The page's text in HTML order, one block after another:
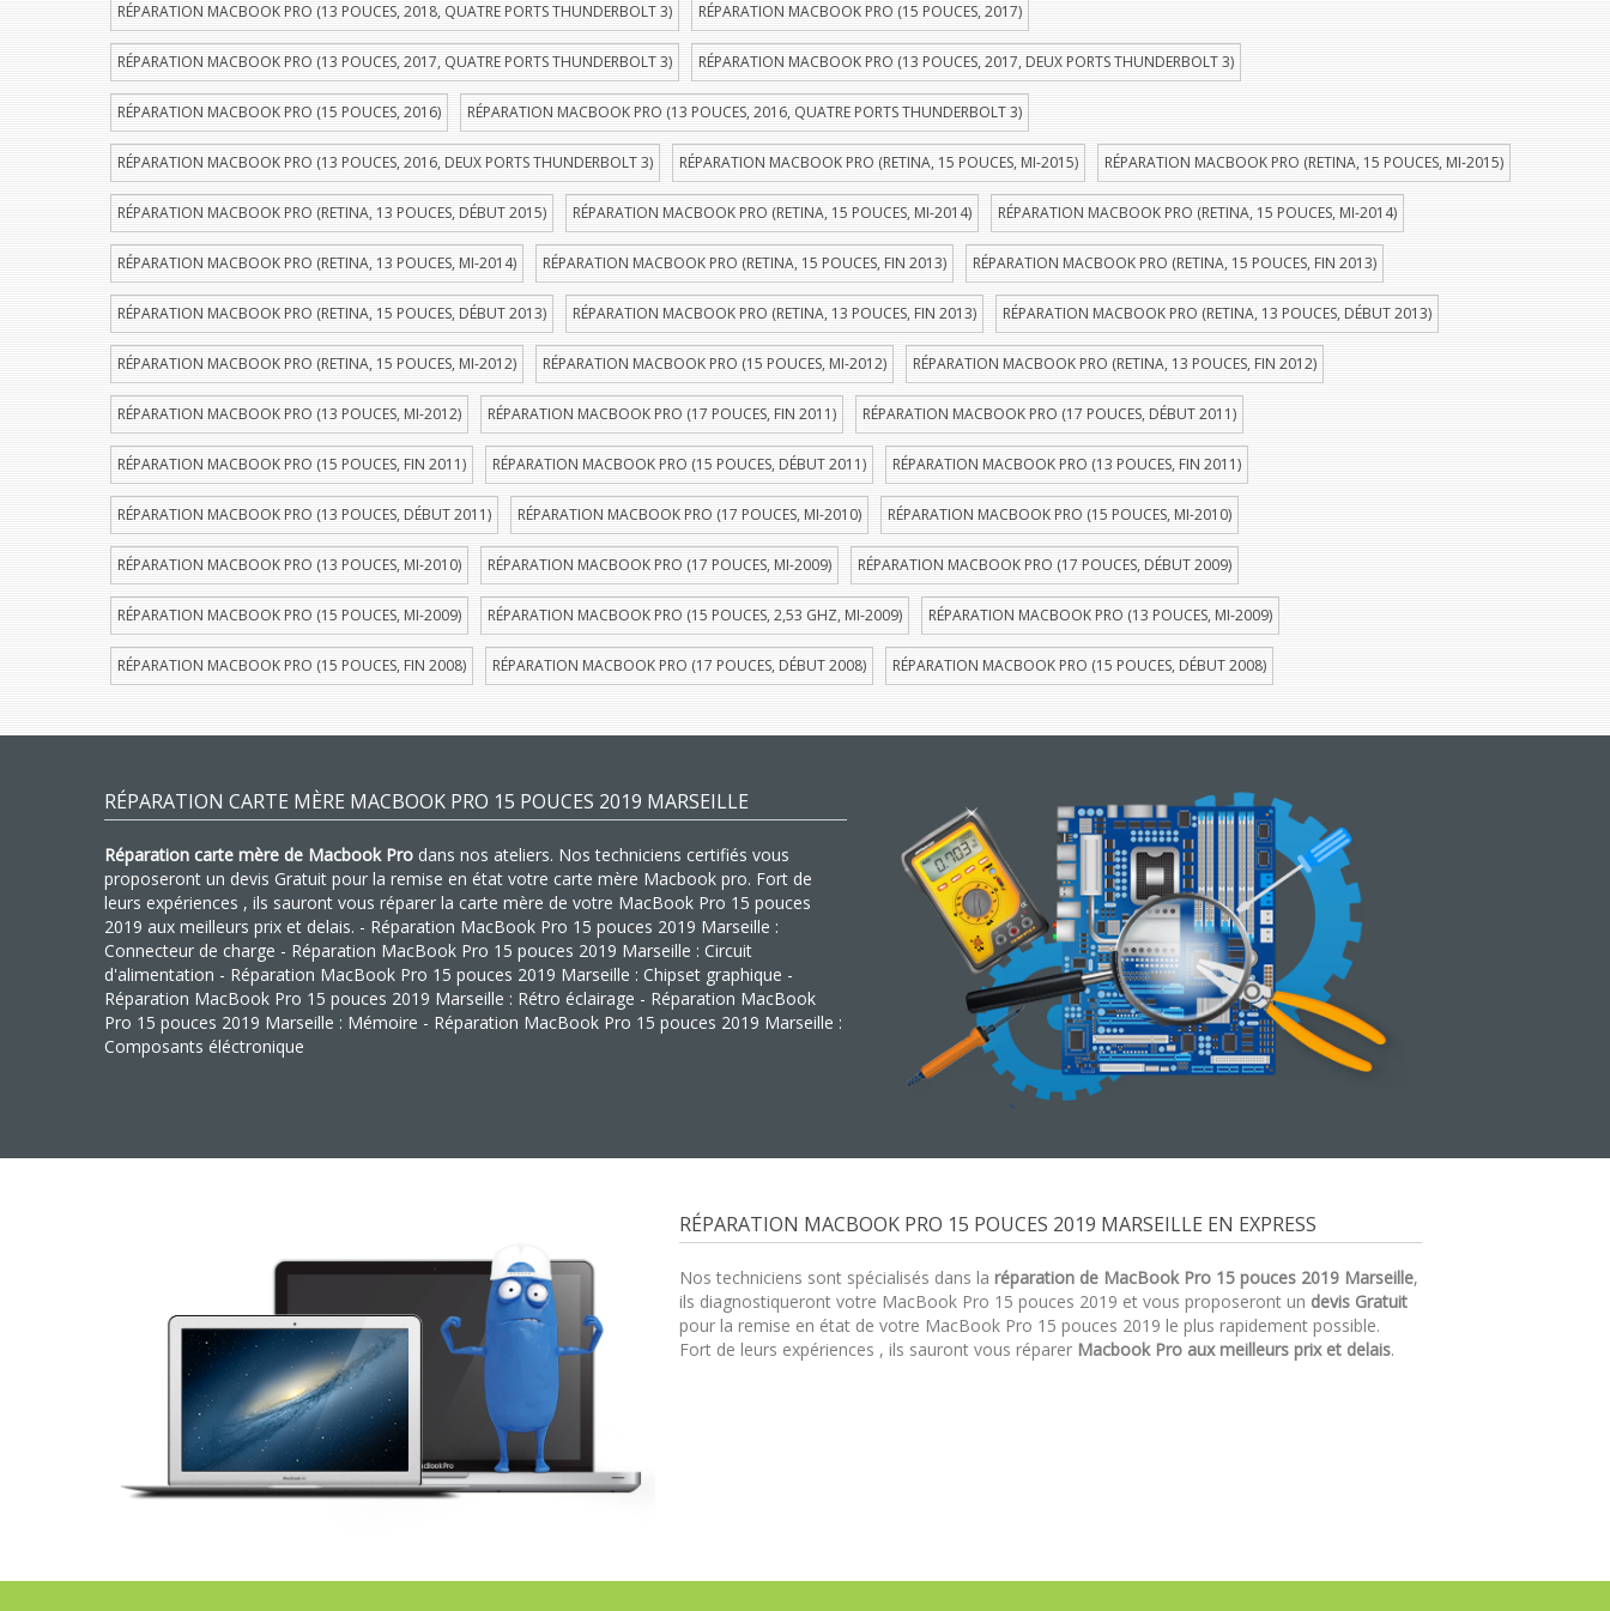
RÉPARATION MACBOOK PRO (13 POUCES, 2018, QUATRE PORTS THUNDERBOLT 3) RÉPARATION MACBOOK PRO (15 POUCES, 2017)
RÉPARATION MACBOOK PRO (13 POUCES, 2017, QUATRE PORTS THUNDERBOLT 3) RÉPARATION MACBOOK PRO (13 POUCES, 2017, DEUX PORTS THUNDERBOLT 3)
RÉPARATION MACBOOK PRO (15 POUCES, 2016) RÉPARATION MACBOOK PRO (13 POUCES, 2016, QUATRE PORTS THUNDERBOLT 3)
RÉPARATION MACBOOK PRO (13 POUCES, 2016, DEUX PORTS THUNDERBOLT 3) RÉPARATION MACBOOK PRO (RETINA, 15 POUCES, MI-2015) RÉPARATION MACBOOK PRO (RETINA, 15 POUCES, MI-2015)
RÉPARATION MACBOOK PRO (RETINA, 13 POUCES, DÉBUT 2015) RÉPARATION MACBOOK PRO (RETINA, 15 POUCES, MI-2014) RÉPARATION MACBOOK PRO (RETINA, 15 POUCES, MI-2014)
RÉPARATION MACBOOK PRO (RETINA, 13 POUCES, MI-2014) RÉPARATION MACBOOK PRO (RETINA, 15 POUCES, FIN 2013) RÉPARATION MACBOOK PRO (RETINA, 15 POUCES, FIN 2013)
RÉPARATION MACBOOK PRO (RETINA, 15 POUCES, DÉBUT 2013) RÉPARATION MACBOOK PRO (RETINA, 13 POUCES, FIN 2013) RÉPARATION MACBOOK PRO (RETINA, 13 POUCES, DÉBUT 2013)
RÉPARATION MACBOOK PRO (RETINA, 15 POUCES, MI-2012) RÉPARATION MACBOOK PRO (15 POUCES, MI-2012) RÉPARATION MACBOOK PRO (RETINA, 13 POUCES, FIN 2012)
RÉPARATION MACBOOK PRO (13 POUCES, MI-2012) RÉPARATION MACBOOK PRO (17 POUCES, FIN 2011) RÉPARATION MACBOOK PRO (17 POUCES, DÉBUT 2011)
RÉPARATION MACBOOK PRO (15 POUCES, FIN 2011) RÉPARATION MACBOOK PRO (15 POUCES, DÉBUT 2011) RÉPARATION MACBOOK PRO (13 POUCES, FIN 2011)
RÉPARATION MACBOOK PRO (13 POUCES, DÉBUT 2011) RÉPARATION MACBOOK PRO (17 POUCES, MI-2010) RÉPARATION MACBOOK PRO (15 POUCES, MI-2010)
RÉPARATION MACBOOK PRO (13 POUCES, MI-2010) RÉPARATION MACBOOK PRO (17 POUCES, MI-2009) RÉPARATION MACBOOK PRO (17 POUCES, DÉBUT 2009)
RÉPARATION MACBOOK PRO (15 POUCES, MI-2009) RÉPARATION MACBOOK PRO (15 POUCES, 2,53 GHZ, MI-2009) RÉPARATION MACBOOK PRO (13 POUCES, MI-2009)
RÉPARATION MACBOOK PRO (15 POUCES, FIN 2008) RÉPARATION MACBOOK PRO (17 POUCES, DÉBUT 2008) RÉPARATION MACBOOK PRO (15 POUCES, DÉBUT 2008)
RÉPARATION CARTE MÈRE MACBOOK PRO 15 POUCES 2019 MARSEILLE
Réparation carte mère de Macbook Pro dans nos ateliers. Nos techniciens certifiés vous
proposeront un devis Gratuit pour la remise en état votre carte mère Macbook pro. Fort de
leurs expériences , ils sauront vous réparer la carte mère de votre MacBook Pro 15 pouces
2019 aux meilleurs prix et delais. - Réparation MacBook Pro 15 pouces 2019 Marseille :
Connecteur de charge - Réparation MacBook Pro 15 pouces 2019 Marseille : Circuit
d'alimentation - Réparation MacBook Pro 15 pouces 2019 Marseille : Chipset graphique -
Réparation MacBook Pro 15 pouces 2019 Marseille : Rétro éclairage - Réparation MacBook
Pro 15 pouces 2019 Marseille : Mémoire - Réparation MacBook Pro 15 pouces 2019 Marseille :
Composants éléctronique
RÉPARATION MACBOOK PRO 15 POUCES 2019 MARSEILLE EN EXPRESS
Nos techniciens sont spécialisés dans la réparation de MacBook Pro 15 pouces 2019 Marseille,
ils diagnostiqueront votre MacBook Pro 15 pouces 2019 et vous proposeront un devis Gratuit
pour la remise en état de votre MacBook Pro 15 pouces 2019 le plus rapidement possible.
Fort de leurs expériences , ils sauront vous réparer Macbook Pro aux meilleurs prix et delais.